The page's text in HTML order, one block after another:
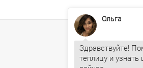
Ольга
Здравствуйте!
теплицу и узнать